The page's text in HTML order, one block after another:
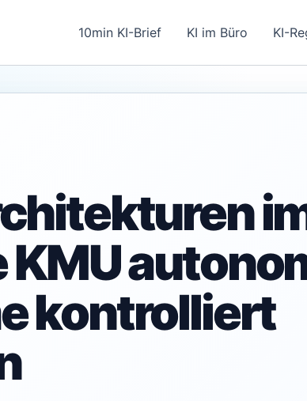
10min KI-Brief KI im Büro KI-
KMU
kontrolliert